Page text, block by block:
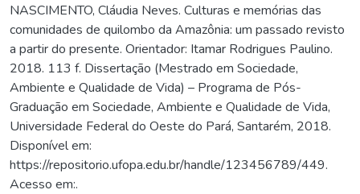
NASCIMENTO, Cláudia Neves. Culturas e memórias das
comunidades de quilombo da Amazônia: um passado revisto
a partir do presente. Orientador: Itamar Rodrigues Paulino.
2018. 113 f. Dissertação (Mestrado em Sociedade,
Ambiente e Qualidade de Vida) – Programa de Pós-
Graduação em Sociedade, Ambiente e Qualidade de Vida,
Universidade Federal do Oeste do Pará, Santarém, 2018.
Disponível em:
https://repositorio.ufopa.edu.br/handle/123456789/449.
Acesso em:.